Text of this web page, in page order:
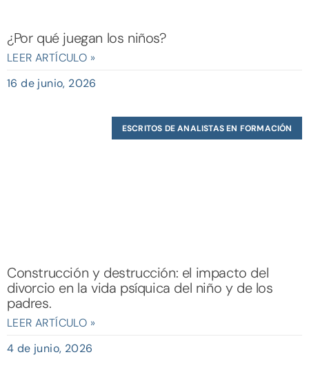
¿Por qué juegan los niños?
LEER ARTÍCULO »
16 de junio, 2026
ESCRITOS DE ANALISTAS EN FORMACIÓN
Construcción y destrucción: el impacto del
divorcio en la vida psíquica del niño y de los
padres.
LEER ARTÍCULO »
4 de junio, 2026